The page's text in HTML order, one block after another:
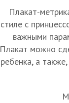
Плакат-
стиле с
важными
Плакат можно
ребенка, а